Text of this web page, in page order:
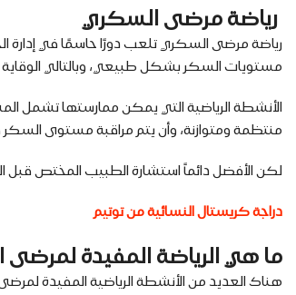
رياضة مرضى السكري
رياضة مرضى السكري تلعب دورًا حاسمًا في إدارة
مستويات السكر بشكل طبيعي، وبالتالي
الأنشطة الرياضية التي يمكن ممارستها تشمل
منتظمة ومتوازنة، وأن يتم مراقبة مستوى السكر
لكن الأفضل دائماً استشارة الطبيب المختص قبل
دراجة كريستال النسائية من توتيم
ما هي الرياضة المفيدة لمرضى
هناك العديد من الأنشطة الرياضية المفيدة